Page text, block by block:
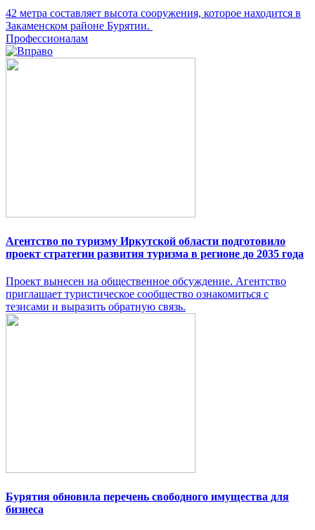
42 метра составляет высота сооружения, которое находится в
Закаменском районе Бурятии.
Профессионалам
Агентство по туризму Иркутской области подготовило
проект стратегии развития туризма в регионе до 2035 года
Проект вынесен на общественное обсуждение. Агентство
приглашает туристическое сообщество ознакомиться с
тезисами и выразить обратную связь.
Бурятия обновила перечень свободного имущества для
бизнеса